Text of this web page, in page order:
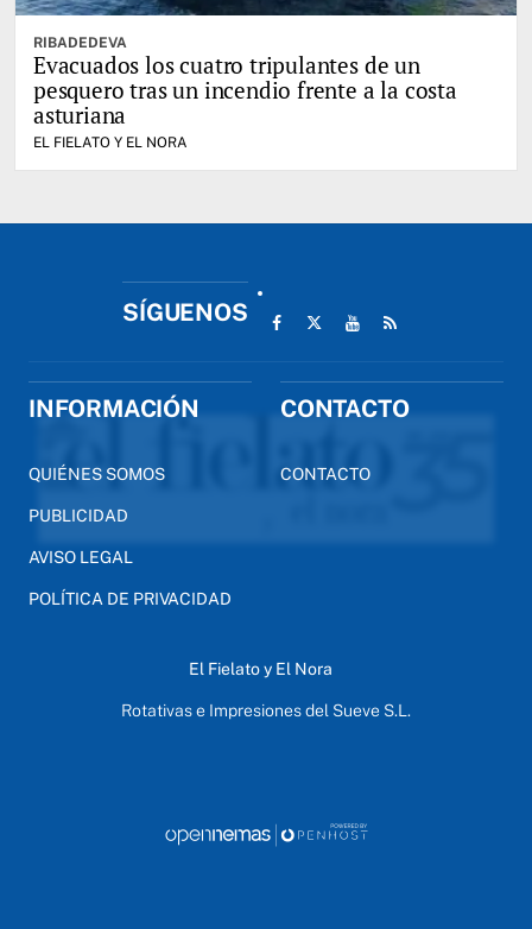
RIBADEDEVA
Evacuados los cuatro tripulantes de un
pesquero tras un incendio frente a la costa
asturiana
EL FIELATO Y EL NORA
SÍGUENOS
INFORMACIÓN
QUIÉNES SOMOS
PUBLICIDAD
AVISO LEGAL
POLÍTICA DE PRIVACIDAD
CONTACTO
CONTACTO
El Fielato y El Nora
Rotativas e Impresiones del Sueve S.L.